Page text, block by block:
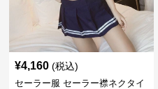
¥4,160 (税込)
セーラー服 セーラー襟ネクタイ